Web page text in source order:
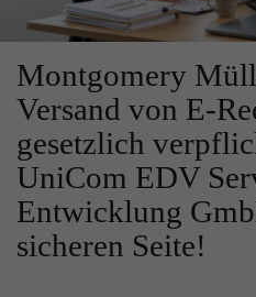
Montgomery
Versand von E-
gesetzlich
UniCom EDV
Entwicklung
sicheren Seite!